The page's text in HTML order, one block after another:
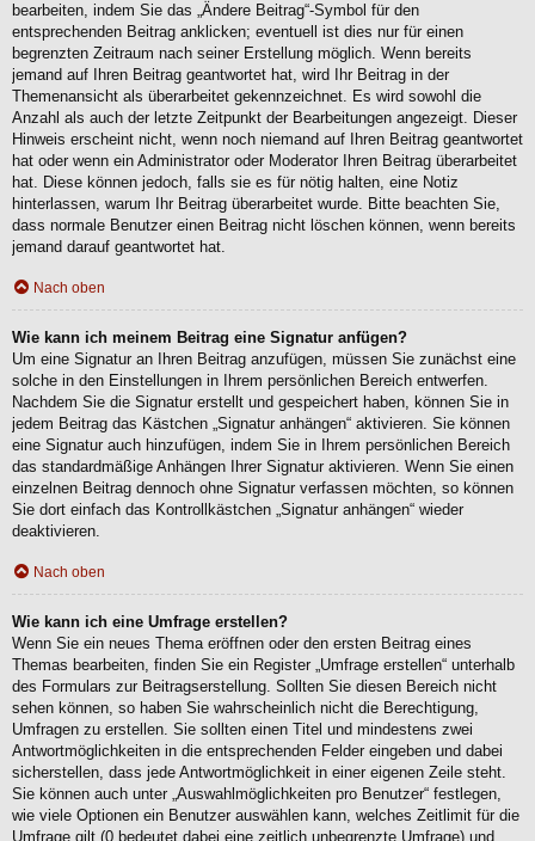
bearbeiten, indem Sie das „Ändere Beitrag“-Symbol für den
entsprechenden Beitrag anklicken; eventuell ist dies nur für einen
begrenzten Zeitraum nach seiner Erstellung möglich. Wenn bereits
jemand auf Ihren Beitrag geantwortet hat, wird Ihr Beitrag in der
Themenansicht als überarbeitet gekennzeichnet. Es wird sowohl die
Anzahl als auch der letzte Zeitpunkt der Bearbeitungen angezeigt. Dieser
Hinweis erscheint nicht, wenn noch niemand auf Ihren Beitrag geantwortet
hat oder wenn ein Administrator oder Moderator Ihren Beitrag überarbeitet
hat. Diese können jedoch, falls sie es für nötig halten, eine Notiz
hinterlassen, warum Ihr Beitrag überarbeitet wurde. Bitte beachten Sie,
dass normale Benutzer einen Beitrag nicht löschen können, wenn bereits
jemand darauf geantwortet hat.
Nach oben
Wie kann ich meinem Beitrag eine Signatur anfügen?
Um eine Signatur an Ihren Beitrag anzufügen, müssen Sie zunächst eine
solche in den Einstellungen in Ihrem persönlichen Bereich entwerfen.
Nachdem Sie die Signatur erstellt und gespeichert haben, können Sie in
jedem Beitrag das Kästchen „Signatur anhängen“ aktivieren. Sie können
eine Signatur auch hinzufügen, indem Sie in Ihrem persönlichen Bereich
das standardmäßige Anhängen Ihrer Signatur aktivieren. Wenn Sie einen
einzelnen Beitrag dennoch ohne Signatur verfassen möchten, so können
Sie dort einfach das Kontrollkästchen „Signatur anhängen“ wieder
deaktivieren.
Nach oben
Wie kann ich eine Umfrage erstellen?
Wenn Sie ein neues Thema eröffnen oder den ersten Beitrag eines
Themas bearbeiten, finden Sie ein Register „Umfrage erstellen“ unterhalb
des Formulars zur Beitragserstellung. Sollten Sie diesen Bereich nicht
sehen können, so haben Sie wahrscheinlich nicht die Berechtigung,
Umfragen zu erstellen. Sie sollten einen Titel und mindestens zwei
Antwortmöglichkeiten in die entsprechenden Felder eingeben und dabei
sicherstellen, dass jede Antwortmöglichkeit in einer eigenen Zeile steht.
Sie können auch unter „Auswahlmöglichkeiten pro Benutzer“ festlegen,
wie viele Optionen ein Benutzer auswählen kann, welches Zeitlimit für die
Umfrage gilt (0 bedeutet dabei eine zeitlich unbegrenzte Umfrage) und